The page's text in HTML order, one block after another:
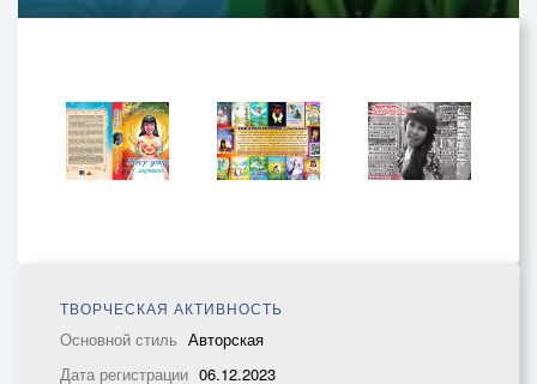
ТВОРЧЕСКАЯ АКТИВНОСТЬ
Основной стиль Авторская
Дата регистрации 06.12.2023